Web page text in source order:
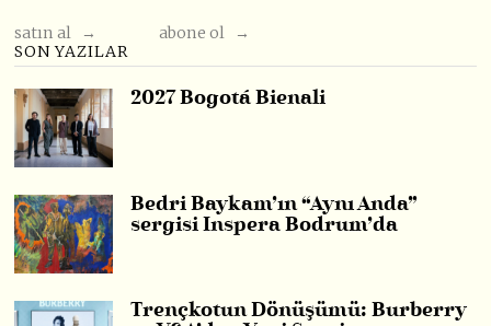
satın al →
abone ol →
SON YAZILAR
2027 Bogotá Bienali
Bedri Baykam’ın “Aynı Anda”
sergisi Inspera Bodrum’da
Trençkotun Dönüşümü: Burberry